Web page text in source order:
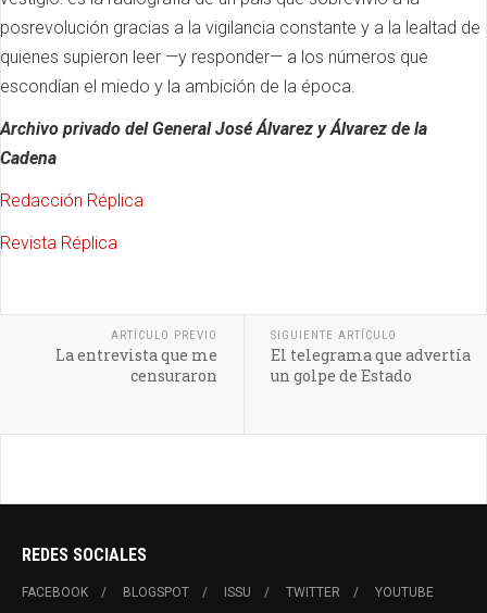
posrevolución gracias a la vigilancia constante y a la lealtad de
quienes supieron leer —y responder— a los números que
escondían el miedo y la ambición de la época.
Archivo privado del General José Álvarez y Álvarez de la
Cadena
Redacción Réplica
Revista Réplica
ARTÍCULO PREVIO
La entrevista que me
censuraron
SIGUIENTE ARTÍCULO
El telegrama que advertía
un golpe de Estado
REDES SOCIALES
FACEBOOK BLOGSPOT ISSU TWITTER YOUTUBE